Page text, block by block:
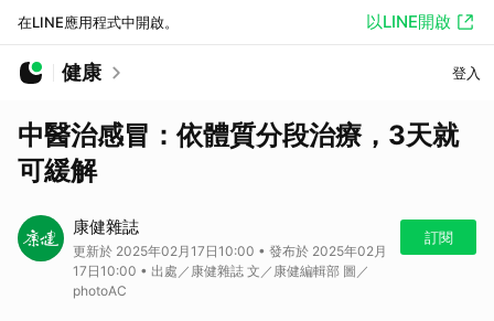
在LINE應用程式中開啟。 以LINE開啟
健康 登入
中醫治感冒：依體質分段治療，3天就
可緩解
康健雜誌
更新於 2025年02月17日10:00 • 發布於 2025年02月
17日10:00 • 出處／康健雜誌 文／康健編輯部 圖／
photoAC
訂閱